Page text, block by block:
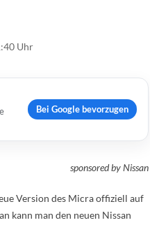
Uhr
Bei Google bevorzugen
sponsored by Nissan
Version des Micra offiziell auf
kann man den neuen Nissan